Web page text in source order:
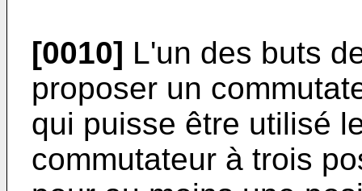
[0010] L'un des buts
proposer un
qui puisse être utilisé
commutateur à trois